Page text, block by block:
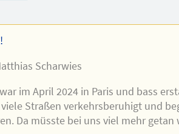
des
Scharwies
im April 2024 in Paris und bass
Straßen verkehrsberuhigt und
Da müsste bei uns viel mehr getan